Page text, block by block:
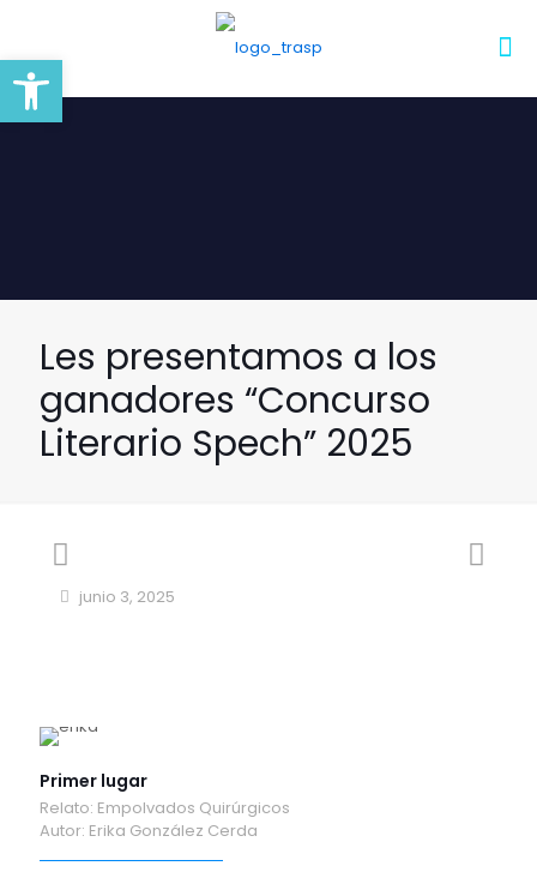
Les presentamos a los
ganadores “Concurso
Literario Spech” 2025
junio 3, 2025
Primer lugar
Relato: Empolvados Quirúrgicos
Autor: Erika González Cerda
Abrir barra de herramientas